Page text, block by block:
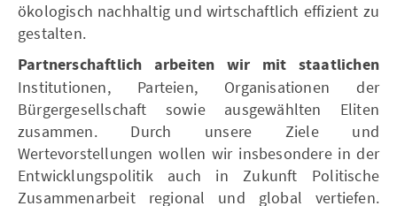
ökologisch nachhaltig und wirtschaftlich effizient zu
gestalten.
Partnerschaftlich arbeiten wir mit staatlichen
Institutionen, Parteien, Organisationen der
Bürgergesellschaft sowie ausgewählten Eliten
zusammen. Durch unsere Ziele und
Wertevorstellungen wollen wir insbesondere in der
Entwicklungspolitik auch in Zukunft Politische
Zusammenarbeit regional und global vertiefen.